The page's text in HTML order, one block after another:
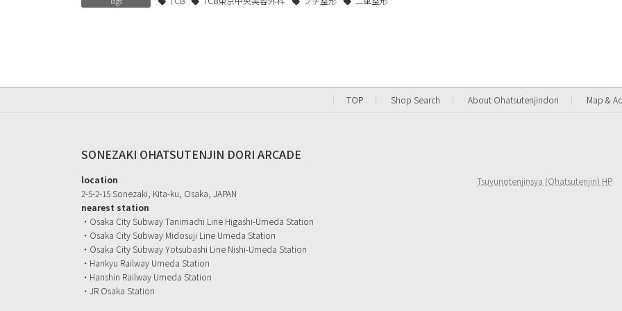
TOP Shop Search About Ohatsutenjindori Map &
SONEZAKI OHATSUTENJIN DORI ARCADE
location
2-5-2-15 Sonezaki, Kita-ku, Osaka, JAPAN
nearest station
・Osaka City Subway Tanimachi Line Higashi-Umeda Station
・Osaka City Subway Midosuji Line Umeda Station
・Osaka City Subway Yotsubashi Line Nishi-Umeda Station
・Hankyu Railway Umeda Station
・Hanshin Railway Umeda Station
・JR Osaka Station
Tsuyunotenjinsya (Ohatsutenjin) HP